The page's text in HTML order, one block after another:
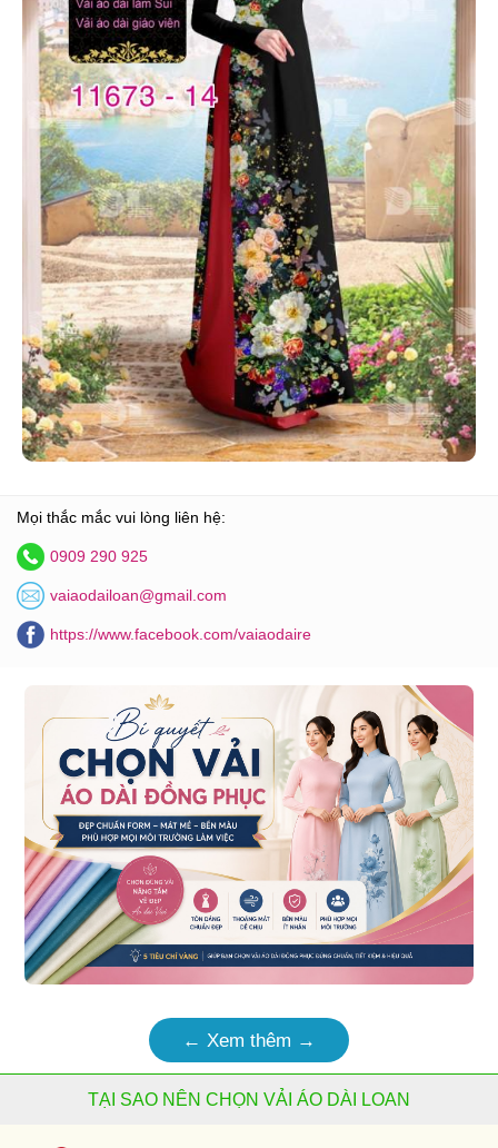
Mọi thắc mắc vui lòng liên hệ:
0909 290 925
vaiaodailoan@gmail.com
https://www.facebook.com/vaiaodaire
← Xem thêm →
TẠI SAO NÊN CHỌN VẢI ÁO DÀI LOAN